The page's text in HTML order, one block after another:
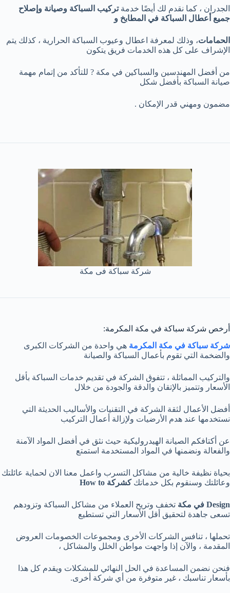
الجدران ، كما نقدم لك أيضًا خدمةتركيب السباكة وصيانة وإصلاح
جميع أعطال السباكة في المطابخ و
الحمامات، وذلك لمعرفة اعطال وعيوب السباكة الحرارية ، كذلك يتم
الإشراف على كل هذه الخدمات فريق يتكون
من أفضل المهندسين والسباكين في مكة ? للتأكد من إتمام مهمة
صيانة السباكة بأفضل شكل
مضمون ومهني قدر الإمكان .
شركة سباكة فى مكة
أرخص شركة سباكة في مكة المكرمة:
شركة سباكة في مكة المكرمة هي واحدة من الشركات الكبرى
والضخمة التي تقوم بأعمال السباكة والصيانة
والتركيب المماثلة ، تتفوق الشركة في تقديم خدمات السباكة بأقل
الأسعار وتتميز بالإتقان والدقة والجودة من خلال
أفضل الأعمال لثقة الشركة في التقنيات والأساليب الحديثة التي
نستخدمها عند هدم الأرضيات ولإزالة أعمال التركيب
عن أكتافكم الصيانة الهيدروليكية حيث نثق في أفضل المواد الآمنة
والفعالة ونضمنها في المواد المستخدمة استمتع
بحياة نظيفة خالية من مشاكل التسرب واعمل معنا الان لحماية عائلتك
وعائلتك وسنقوم بكل خدماتككشركة How to
Design في مكة تخفف وتريح العملاء من مشاكل السباكة وتزودهم
تسعى جاهدة لتحقيق أقل الأسعار التي تستطيع
تحملها ، تنافس الشركات الأخرى ومجموعات الخصومات العروض
المقدمة ، والآن إذا واجهت مواطن الخلل والمشاكل ،
فنحن نضمن المساعدة في الحل النهائي للمشكلات ويقدم كل هذا
بأسعار تناسبك ، غير متوفرة من أي شركة أخرى.